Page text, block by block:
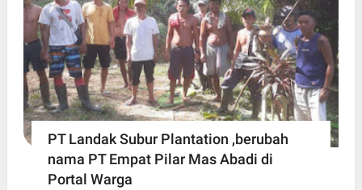
PT Landak Subur Plantation ,berubah
nama PT Empat Pilar Mas Abadi di
Portal Warga